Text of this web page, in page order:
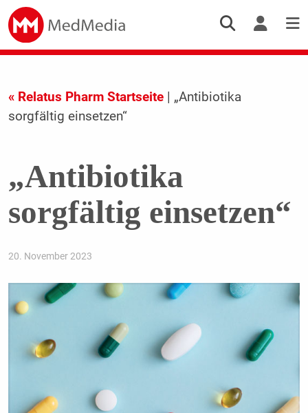
« Relatus Pharm Startseite| „Antibiotika
sorgfältig einsetzen“
„Antibiotika
sorgfältig einsetzen“
20. November 2023